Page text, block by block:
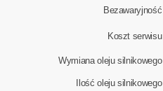
Bezawaryjność
Koszt serwisu
Wymiana oleju silnikowego
Ilość oleju silnikowego